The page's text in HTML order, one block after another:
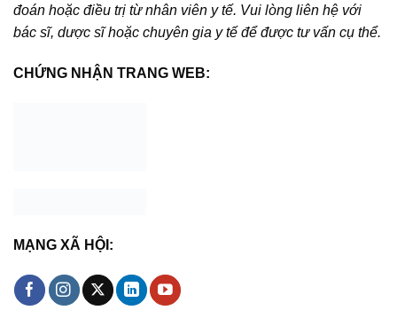
đoán hoặc điều trị từ nhân viên y tế. Vui lòng liên hệ với
bác sĩ, dược sĩ hoặc chuyên gia y tế để được tư vấn cụ thể.
CHỨNG NHẬN TRANG WEB:
MẠNG XÃ HỘI: